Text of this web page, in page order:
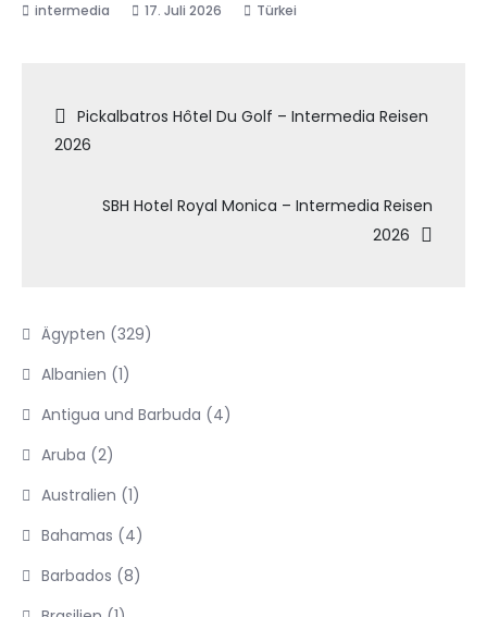
17. Juli 2026 Türkei
Beitragsnavigation
Pickalbatros Hôtel Du Golf – Intermedia Reisen
2026
SBH Hotel Royal Monica – Intermedia Reisen
2026
Ägypten (329)
Albanien (1)
Antigua und Barbuda (4)
Aruba (2)
Australien (1)
Bahamas (4)
Barbados (8)